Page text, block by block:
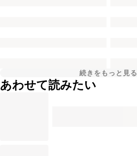
続きをもっと見る
あわせて読みたい